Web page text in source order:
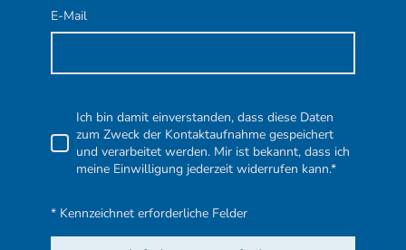
E-Mail
Ich bin damit einverstanden, dass diese Daten
zum Zweck der Kontaktaufnahme gespeichert
und verarbeitet werden. Mir ist bekannt, dass ich
meine Einwilligung jederzeit widerrufen kann.*
* Kennzeichnet erforderliche Felder